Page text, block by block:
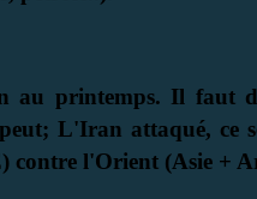
au printemps. Il faut
peut; L'Iran attaqué,
contre l'Orient (Asie +